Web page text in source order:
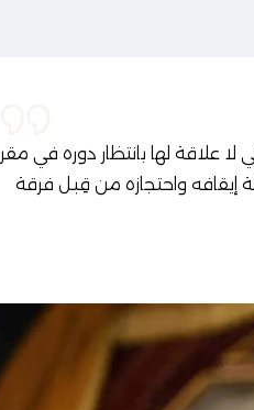
لا علاقة لها بانتظار دوره في مقر
حيث تعود إلى 27 يونيو 2022، وتُوثق لحظة إيقافه واحتجازه من قِبل فرقة